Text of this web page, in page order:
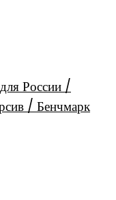
России /
/ Бенчмарк